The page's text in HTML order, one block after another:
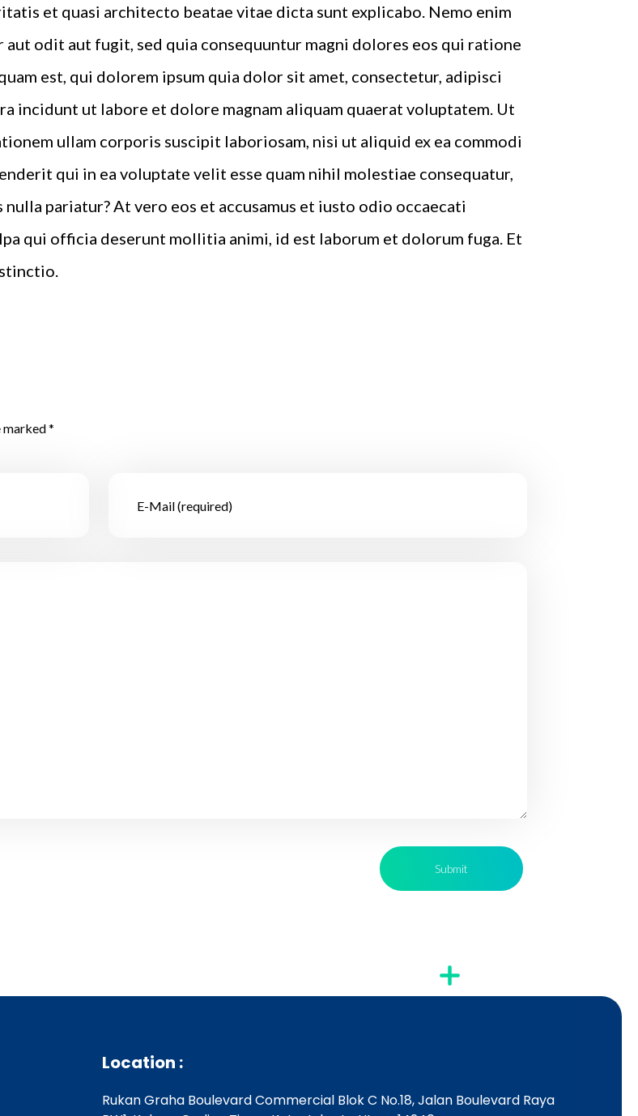
et quasi architecto beatae vitae dicta sunt explicabo. Nemo enim
odit aut fugit, sed quia consequuntur magni dolores eos qui ratione
est, qui dolorem ipsum quia dolor sit amet, consectetur, adipisci
incidunt ut labore et dolore magnam aliquam quaerat voluptatem. Ut
ullam corporis suscipit laboriosam, nisi ut aliquid ex ea commodi
qui in ea voluptate velit esse quam nihil molestiae consequatur,
pariatur? At vero eos et accusamus et iusto odio occaecati
qui officia deserunt mollitia animi, id est laborum et dolorum fuga. Et
marked *
Location :
Rukan Graha Boulevard Commercial Blok C No.18, Jalan Boulevard Raya